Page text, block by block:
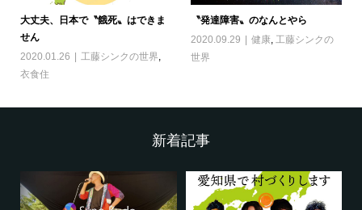
大丈夫、日本で〝餓死〟はできま
せん
2020.01.26
工藤シンクの世界
衣食住
〝発達障害〟のなんとやら
2020.09.29
健康 工藤シンクの
世界
新着記事